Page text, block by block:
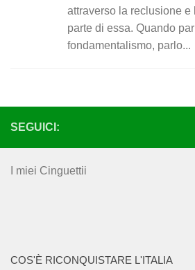
attraverso la reclusione
parte di essa. Quando
fondamentalismo, parlo...
SEGUICI:
I miei Cinguettii
COS'È RICONQUISTARE L'ITALIA